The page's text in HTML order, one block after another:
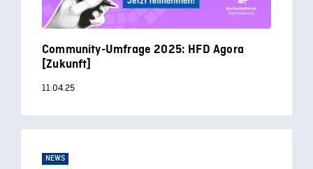
Community-Umfrage 2025: HFD Agora
[Zukunft]
11.04.25
NEWS